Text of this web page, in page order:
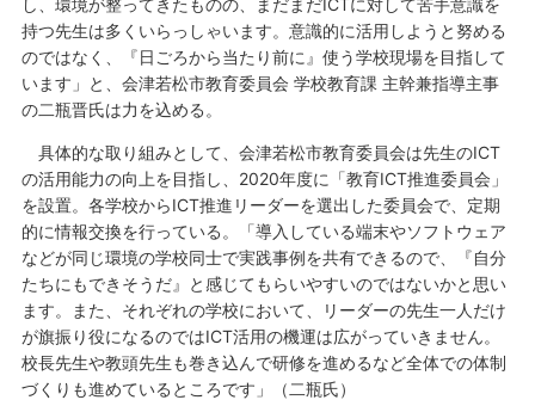
持つ先生は多くいらっしゃいます。意識的に活用しようと努める
のではなく、『日ごろから当たり前に』使う学校現場を目指して
います」と、会津若松市教育委員会 学校教育課 主幹兼指導主事
の二瓶晋氏は力を込める。
具体的な取り組みとして、会津若松市教育委員会は先生のICT
の活用能力の向上を目指し、2020年度に「教育ICT推進委員会」
を設置。各学校からICT推進リーダーを選出した委員会で、定期
的に情報交換を行っている。「導入している端末やソフトウェア
などが同じ環境の学校同士で実践事例を共有できるので、『自分
たちにもできそうだ』と感じてもらいやすいのではないかと思い
ます。また、それぞれの学校において、リーダーの先生一人だけ
が旗振り役になるのではICT活用の機運は広がっていきません。
校長先生や教頭先生も巻き込んで研修を進めるなど全体での体制
づくりも進めているところです」（二瓶氏）